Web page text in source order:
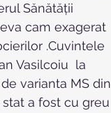
Sănătății
cam exagerat
.Cuvintele
Vasilcoiu  la
varianta MS din
a fost cu greu